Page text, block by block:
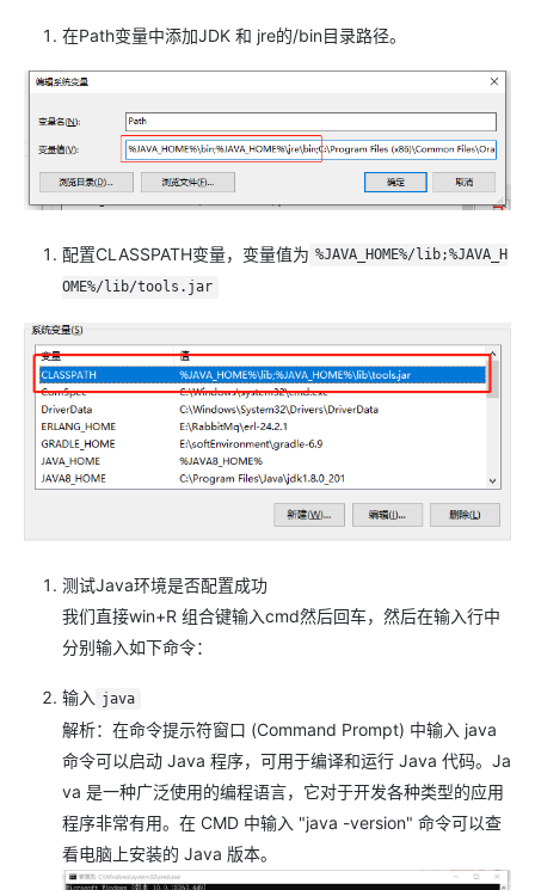
在Path变量中添加JDK 和 jre的/bin目录路径。
配置CLASSPATH变量，变量值为 %JAVA_HOME%/lib;%JAVA_H
OME%/lib/tools.jar
测试Java环境是否配置成功
我们直接win+R 组合键输入cmd然后回车，然后在输入行中
分别输入如下命令：
输入 java
解析：在命令提示符窗口 (Command Prompt) 中输入 java
命令可以启动 Java 程序，可用于编译和运行 Java 代码。Ja
va 是一种广泛使用的编程语言，它对于开发各种类型的应用
程序非常有用。在 CMD 中输入 "java -version" 命令可以查
看电脑上安装的 Java 版本。